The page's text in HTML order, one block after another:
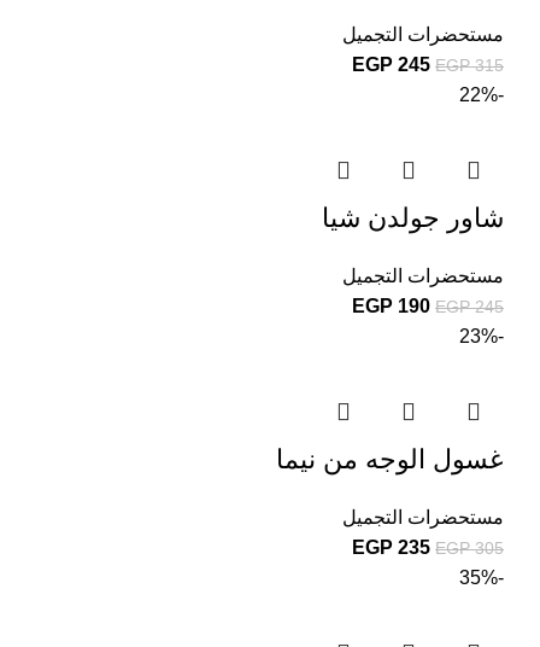
مستحضرات التجميل
EGP315
EGP 245
-22%
شاور جولدن شيا
مستحضرات التجميل
EGP245
EGP 190
-23%
غسول الوجه من نيما
مستحضرات التجميل
EGP305
EGP 235
-35%